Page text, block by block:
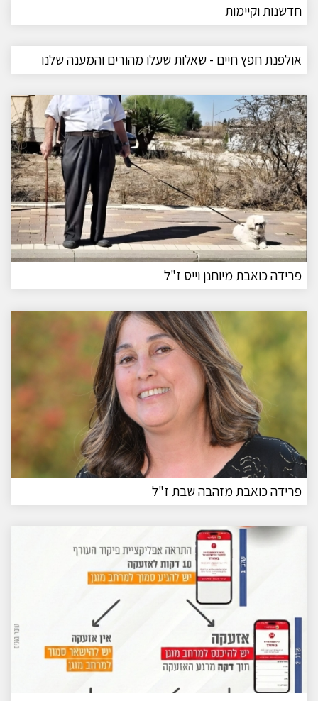
חדשנות וקיימות
אולפנת חפץ חיים - שאלות שעלו מהורים והמענה שלנו
פרידה כואבת מיוחנן וייס ז"ל
פרידה כואבת מזהבה שבת ז"ל